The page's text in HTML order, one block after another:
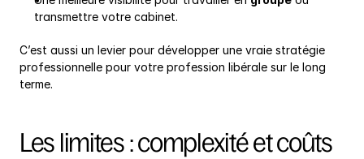
transmettre votre cabinet.
C’est aussi un levier pour développer une vraie stratégie
professionnelle pour votre profession libérale sur le long
terme.
Les limites : complexité et coûts